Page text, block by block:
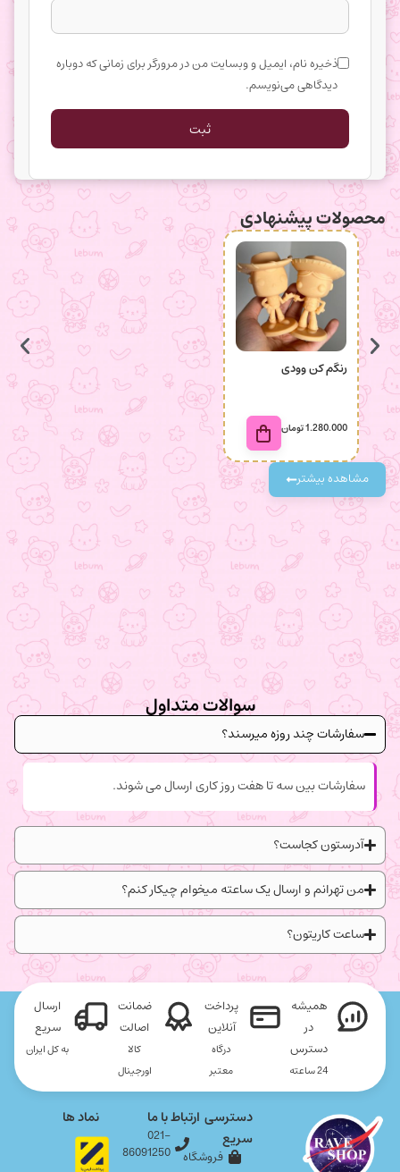
ذخیره نام، ایمیل و وبسایت من در مرورگر برای زمانی که دوباره
دیدگاهی می‌نویسم.
محصولات پیشنهادی
رنگم کن وودی
1.280.000تومان
رنگم
مشاهده بیشتر
سوالات متداول
سفارشات چند روزه میرسند؟
سفارشات بین سه تا هفت روز کاری ارسال می شوند.
آدرستون کجاست؟
من تهرانم و ارسال یک ساعته میخوام چیکار کنم؟
ساعت کاریتون؟
همیشه
در
دسترس
24 ساعته
پرداخت
آنلاین
درگاه
معتبر
ضمانت
اصالت
کالا
اورجینال
ارسال
سریع
به کل ایران
دسترسی
سریع
فروشگاه
ارتباط با ما
021-
86091250
نماد ها